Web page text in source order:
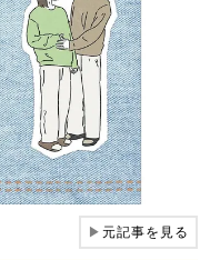
▶元記事を見る